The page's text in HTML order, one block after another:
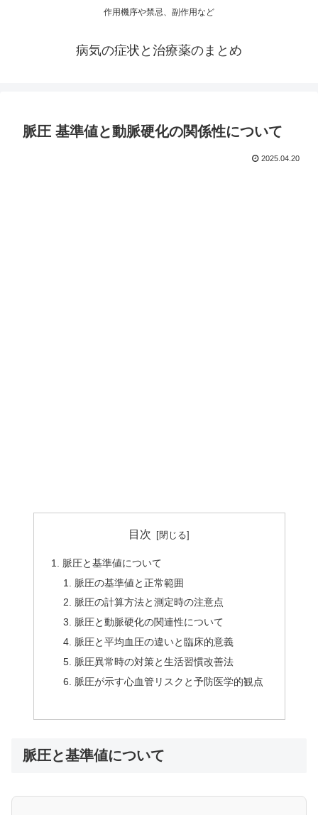
作用機序や禁忌、副作用など
病気の症状と治療薬のまとめ
脈圧 基準値と動脈硬化の関係性について
2025.04.20
目次
脈圧と基準値について
脈圧の基準値と正常範囲
脈圧の計算方法と測定時の注意点
脈圧と動脈硬化の関連性について
脈圧と平均血圧の違いと臨床的意義
脈圧異常時の対策と生活習慣改善法
脈圧が示す心血管リスクと予防医学的観点
脈圧と基準値について